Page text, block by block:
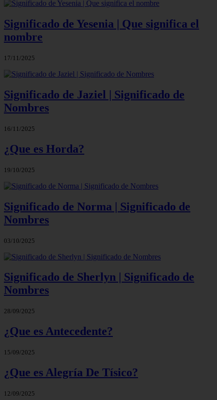
Significado de Yesenia | Que significa el
nombre
17/11/2025
Significado de Jaziel | Significado de
Nombres
16/11/2025
¿Que es Horda?
19/10/2025
Significado de Norma | Significado de
Nombres
03/10/2025
Significado de Sherlyn | Significado de
Nombres
28/09/2025
¿Que es Antecedente?
15/09/2025
¿Que es Alegría De Tísico?
12/09/2025